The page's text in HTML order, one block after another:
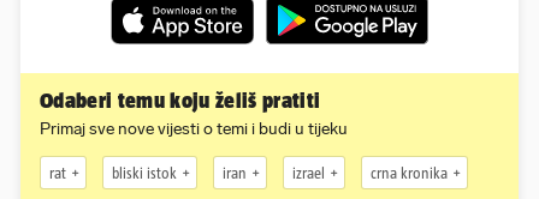
Odaberi temu koju želiš pratiti
Primaj sve nove vijesti o temi i budi u tijeku
rat bliski istok iran izrael crna kronika